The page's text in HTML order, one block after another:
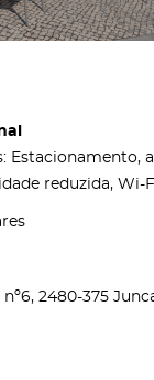
Estacionamento,
reduzida, Wi-
2480-375